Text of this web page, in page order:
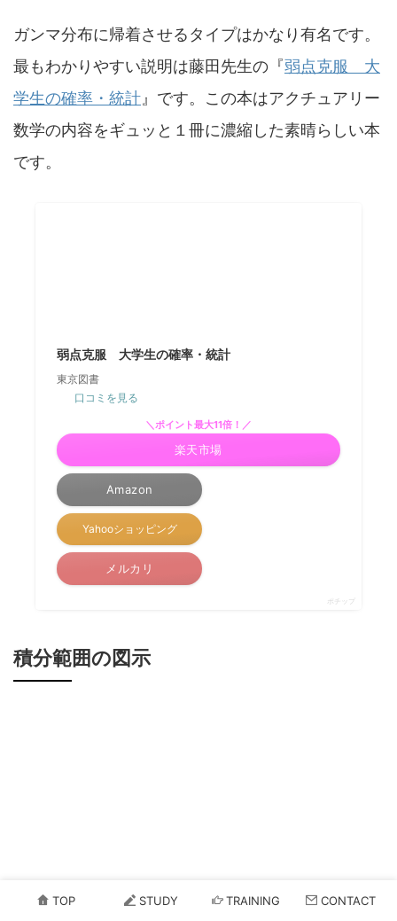
ガンマ分布に帰着させるタイプはかなり有名です。
最もわかりやすい説明は藤田先生の『弱点克服 大
学生の確率・統計』です。この本はアクチュアリー
数学の内容をギュッと１冊に濃縮した素晴らしい本
です。
弱点克服 大学生の確率・統計
東京図書
口コミを見る
Amazon
＼ポイント最大11倍！／
楽天市場
Yahooショッピング
メルカリ
ポチップ
積分範囲の図示
TOP STUDY TRAINING CONTACT